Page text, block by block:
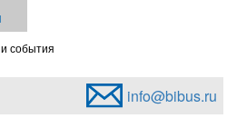
события
info@bibus.ru